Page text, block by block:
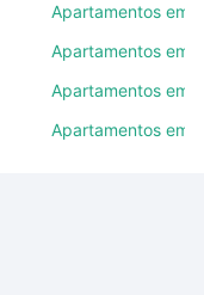
por
Você
quantidade de
metragem e
Apartamentos em
Apartamentos em
Apartamentos em
Apartamentos em